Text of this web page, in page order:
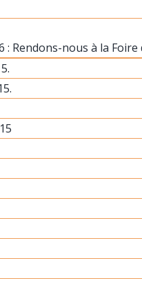
: Rendons-nous à la